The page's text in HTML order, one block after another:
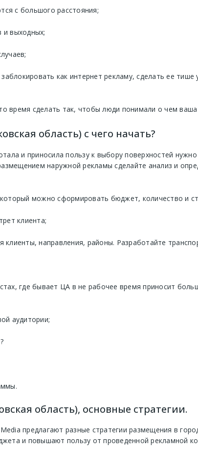
с большого расстояния;
и выходных;
как интернет рекламу, сделать ее тише
время сделать так, чтобы люди понимали о чем
область) с чего начать?
и приносила пользу к выбору поверхностей
наружной рекламы сделайте анализ и
можно сформировать бюджет, количество и
клиента;
направления, районы. Разработайте
где бывает ЦА в не рабочее время приносит
аудитории;
область), основные стратегии.
предлагают разные стратегии размещения в
и повышают пользу от проведенной рекламной